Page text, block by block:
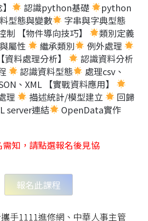
認識python基礎
python
型態與變數
字串與字典型態
制 【物件導向技巧】
類別定義
屬性 繼承類別
例外處理
料處理分析】
認識資料分析
認識資料型態
處理csv、
、XML 【實戰資料應用】
理
描述統計/模型建立
回歸
server連結
OpenData實作
知，請點選報名後見協
報名此課程
手1111進修網、中華人事主管